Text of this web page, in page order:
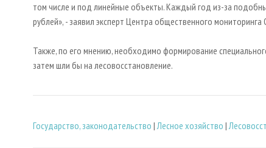
том числе и под линейные объекты. Каждый год из-за
рублей», - заявил эксперт Центра общественного
Также, по его мнению, необходимо формирование
затем шли бы на лесовосстановление.
Государство, законодательство | Лесное хозяйство |